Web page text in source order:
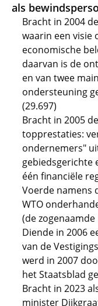
als
Bracht in 2004
waarin een visie
economische
daarvan is de
en van twee
ondersteuning
(29.697)
Bracht in 2005
topprestaties:
ondernemers"
gebiedsgerichte
één financiële
Voerde namens
WTO
(de
Diende in 2006
van de
werd in 2007
het Staatsblad
Bracht in 2023
minister